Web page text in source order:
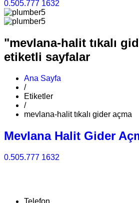
0.505.777 1632
"mevlana-halit tıkalı
etiketli sayfalar
Ana Sayfa
/
Etiketler
/
mevlana-halit tıkalı gider açma
Mevlana Halit Gider
0.505.777 1632
Telefon